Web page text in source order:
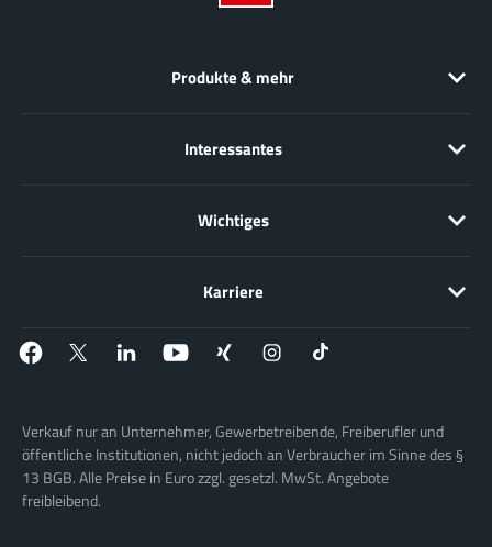
Produkte & mehr
Interessantes
Wichtiges
Karriere
Verkauf nur an Unternehmer, Gewerbetreibende, Freiberufler und
öffentliche Institutionen, nicht jedoch an Verbraucher im Sinne des §
13 BGB. Alle Preise in Euro zzgl. gesetzl. MwSt. Angebote
freibleibend.